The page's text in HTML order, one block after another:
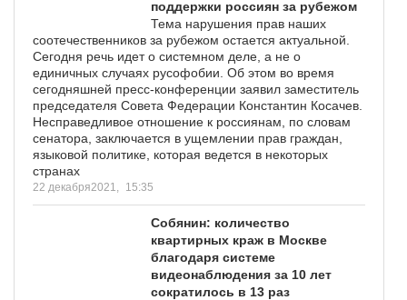
поддержки россиян за рубежом
Тема нарушения прав наших
соотечественников за рубежом остается актуальной.
Сегодня речь идет о системном деле, а не о
единичных случаях русофобии. Об этом во время
сегодняшней пресс-конференции заявил заместитель
председателя Совета Федерации Константин Косачев.
Несправедливое отношение к россиянам, по словам
сенатора, заключается в ущемлении прав граждан,
языковой политике, которая ведется в некоторых
странах
22 декабря2021, 15:35
Собянин: количество
квартирных краж в Москве
благодаря системе
видеонаблюдения за 10 лет
сократилось в 13 раз